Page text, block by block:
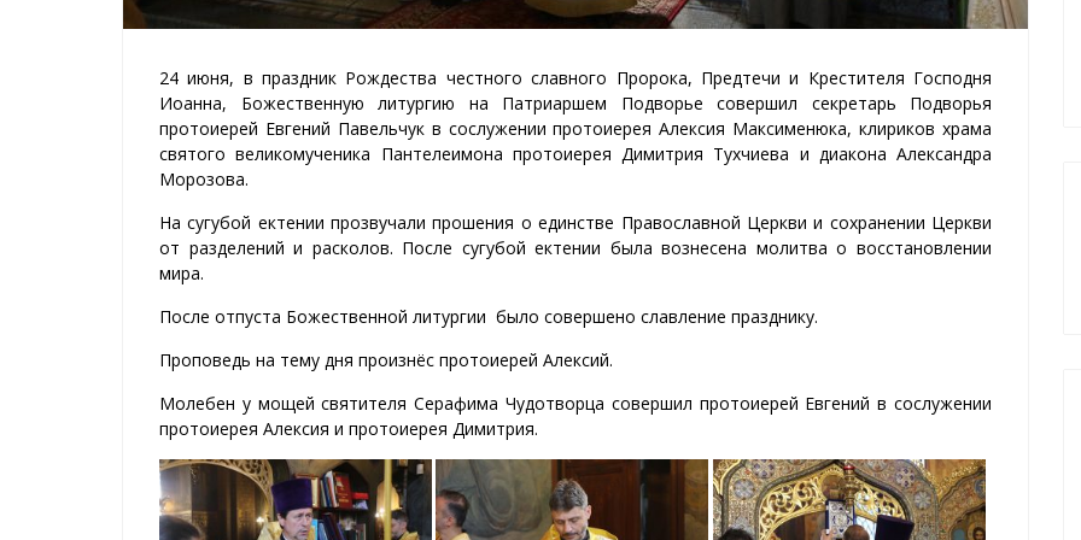
24 июня, в праздник Рождества честного славного Пророка, Предтечи и Крестителя Господня
Иоанна, Божественную литургию на Патриаршем Подворье совершил секретарь Подворья
протоиерей Евгений Павельчук в сослужении протоиерея Алексия Максименюка, клириков храма
святого великомученика Пантелеимона протоиерея Димитрия Тухчиева и диакона Александра
Морозова.
На сугубой ектении прозвучали прошения о единстве Православной Церкви и сохранении Церкви
от разделений и расколов. После сугубой ектении была вознесена молитва о восстановлении
мира.
После отпуста Божественной литургии было совершено славление празднику.
Проповедь на тему дня произнёс протоиерей Алексий.
Молебен у мощей святителя Серафима Чудотворца совершил протоиерей Евгений в сослужении
протоиерея Алексия и протоиерея Димитрия.